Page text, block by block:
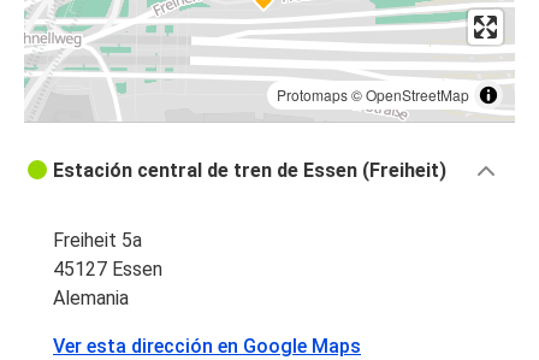
Protomaps©OpenStreetMap
Estación central de tren de Essen (Freiheit)
Freiheit 5a
45127 Essen
Alemania
Ver esta dirección en Google Maps